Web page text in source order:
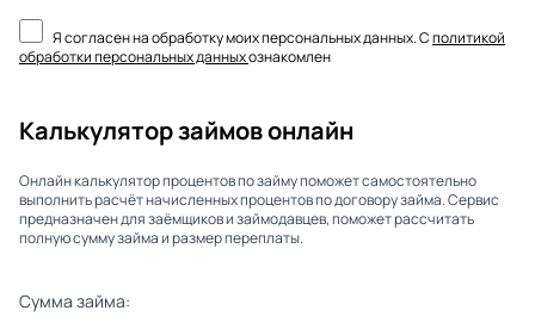
Я согласен на обработку моих персональных данных. Сполитикой
обработки персональных данныхознакомлен
Калькулятор займов онлайн
Онлайн калькулятор процентов по займу поможет самостоятельно
выполнить расчёт начисленных процентов по договору займа. Сервис
предназначен для заёмщиков и займодавцев, поможет рассчитать
полную сумму займа и размер переплаты.
Сумма займа: